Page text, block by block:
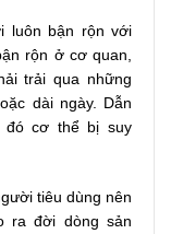
luôn bận rộn với
rộn ở cơ quan,
trải qua những
dài ngày. Dẫn
đó cơ thể bị suy
tiêu dùng nên
ra đời dòng sản